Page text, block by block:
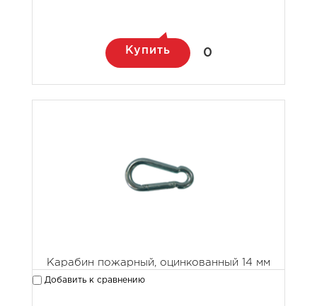
Купить 0
Карабин пожарный, оцинкованный 14 мм
Добавить к сравнению